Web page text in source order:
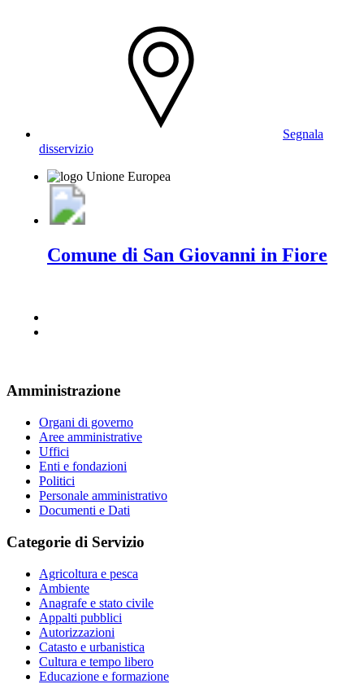
Segnala
disservizio
Comune di San Giovanni in Fiore
Amministrazione
Organi di governo
Aree amministrative
Uffici
Enti e fondazioni
Politici
Personale amministrativo
Documenti e Dati
Categorie di Servizio
Agricoltura e pesca
Ambiente
Anagrafe e stato civile
Appalti pubblici
Autorizzazioni
Catasto e urbanistica
Cultura e tempo libero
Educazione e formazione